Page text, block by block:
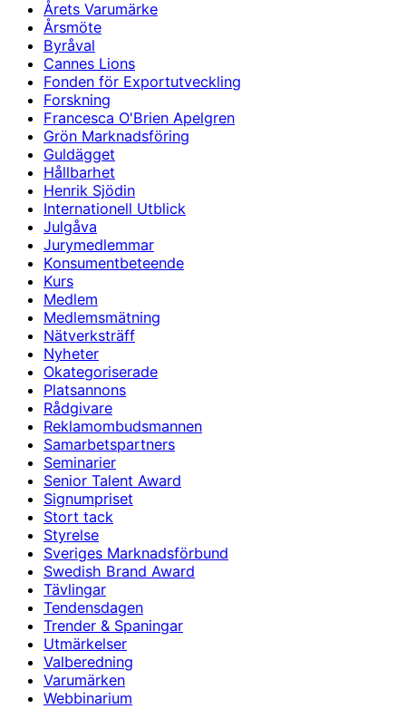
Årets Varumärke
Årsmöte
Byråval
Cannes Lions
Fonden för Exportutveckling
Forskning
Francesca O'Brien Apelgren
Grön Marknadsföring
Guldägget
Hållbarhet
Henrik Sjödin
Internationell Utblick
Julgåva
Jurymedlemmar
Konsumentbeteende
Kurs
Medlem
Medlemsmätning
Nätverksträff
Nyheter
Okategoriserade
Platsannons
Rådgivare
Reklamombudsmannen
Samarbetspartners
Seminarier
Senior Talent Award
Signumpriset
Stort tack
Styrelse
Sveriges Marknadsförbund
Swedish Brand Award
Tävlingar
Tendensdagen
Trender & Spaningar
Utmärkelser
Valberedning
Varumärken
Webbinarium